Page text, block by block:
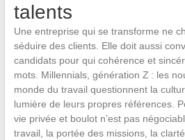
talents
Une entreprise qui se transforme ne
séduire des clients. Elle doit aussi
candidats pour qui cohérence et
mots. Millennials, génération Z : les
monde du travail questionnent la
lumière de leurs propres références.
vie privée et boulot n’est pas
travail, la portée des missions, la